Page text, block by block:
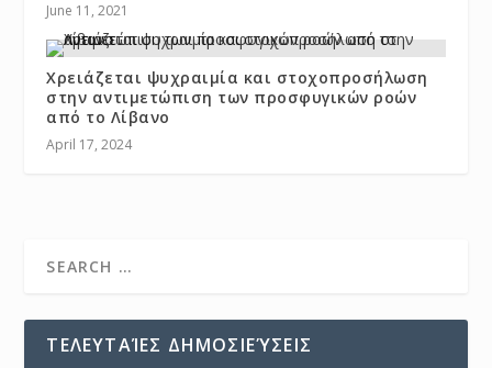
June 11, 2021
Χρειάζεται ψυχραιμία και στοχοπροσήλωση
στην αντιμετώπιση των προσφυγικών ροών
από το Λίβανο
April 17, 2024
ΤΕΛΕΥΤΑΊΕΣ ΔΗΜΟΣΙΕΎΣΕΙΣ